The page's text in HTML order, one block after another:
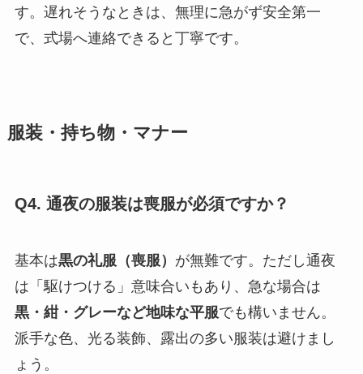
す。遅れそうなときは、無理に急がず安全第一
で、式場へ連絡できると丁寧です。
服装・持ち物・マナー
Q4. 通夜の服装は喪服が必須ですか？
基本は黒の礼服（喪服） が無難です。ただし通夜
は「駆けつける」意味合いもあり、急な場合は
黒・紺・グレーなど地味な平服でも構いません。
派手な色、光る装飾、露出の多い服装は避けまし
ょう。